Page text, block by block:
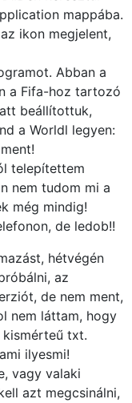
mappába.
ikon megjelent,
Abban a
a Fifa-hoz tartozó
beállítottuk,
a Worldl legyen:
telepítettem
nem tudom mi a
még mindig!
de ledob!!
hétvégén
az
de nem ment,
nem láttam, hogy
txt.
ilyesmi!
vagy valaki
azt megcsinálni,